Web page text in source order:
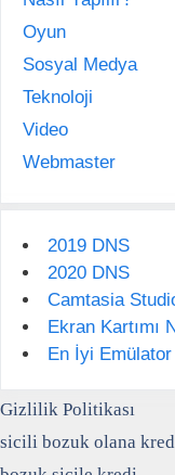
Oyun
Sosyal Medya
Teknoloji
Video
Webmaster
2019 DNS
2020 DNS
Camtasia
Ekran Kartımı
En İyi Emülator
Gizlilik Politikası
sicili bozuk olana